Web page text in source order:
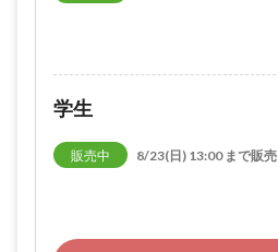
学生
販売中 8/23(日) 13:00 まで販売